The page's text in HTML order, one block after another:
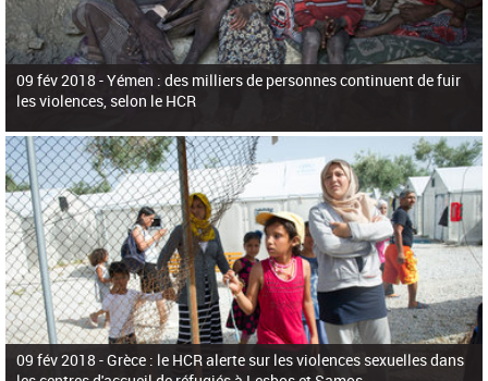
09 fév 2018 -Yémen : des milliers de personnes continuent de fuir
les violences, selon le HCR
09 fév 2018 -Grèce : le HCR alerte sur les violences sexuelles dans